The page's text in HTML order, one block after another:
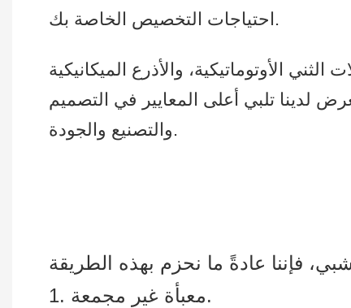
احتياجات التخصيص الخاصة بك.
الأوتوماتيكية، والأذرع الميكانيكية
لدينا تلبي أعلى المعايير في التصميم
والتصنيع والجودة.
1. معبأة غير مجمعة.